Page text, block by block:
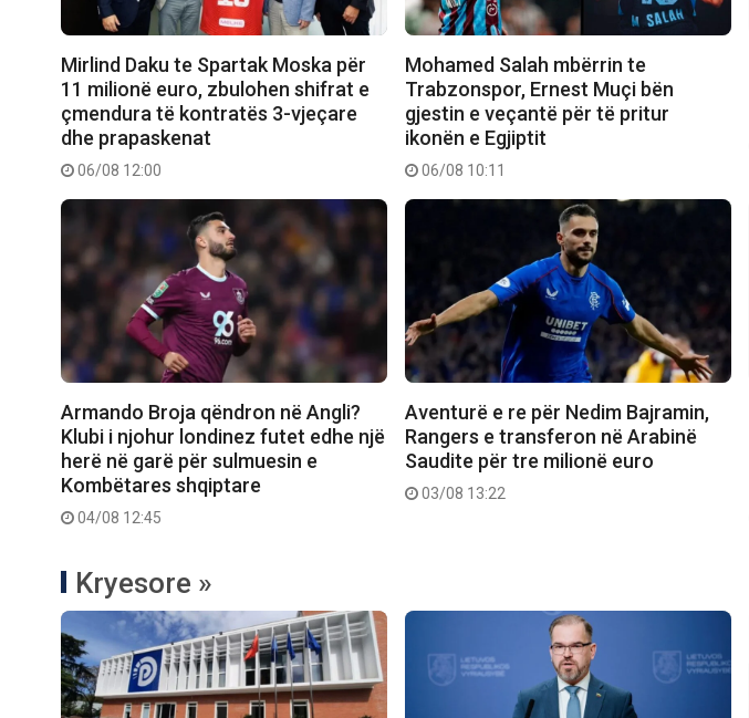
Mirlind Daku te Spartak Moska për
11 milionë euro, zbulohen shifrat e
çmendura të kontratës 3-vjeçare
dhe prapaskenat
06/08 12:00
Mohamed Salah mbërrin te
Trabzonspor, Ernest Muçi bën
gjestin e veçantë për të pritur
ikonën e Egjiptit
06/08 10:11
Armando Broja qëndron në Angli?
Klubi i njohur londinez futet edhe një
herë në garë për sulmuesin e
Kombëtares shqiptare
04/08 12:45
Aventurë e re për Nedim Bajramin,
Rangers e transferon në Arabinë
Saudite për tre milionë euro
03/08 13:22
Kryesore »